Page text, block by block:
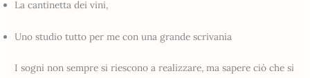
La cantinetta dei vini,
Uno studio tutto per me con una grande scrivania
I sogni non sempre si riescono a realizzare, ma sapere ciò che si